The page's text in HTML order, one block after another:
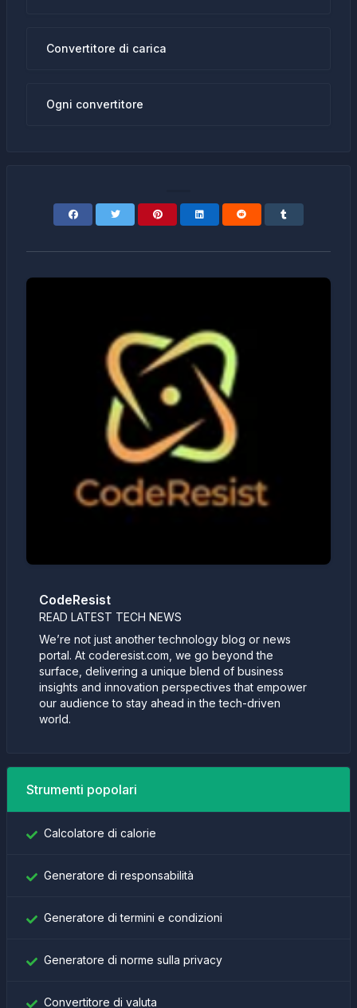
Convertitore di carica
Ogni convertitore
CodeResist
READ LATEST TECH NEWS
We’re not just another technology blog or news
portal. At coderesist.com, we go beyond the
surface, delivering a unique blend of business
insights and innovation perspectives that empower
our audience to stay ahead in the tech-driven
world.
Strumenti popolari
Calcolatore di calorie
Generatore di responsabilità
Generatore di termini e condizioni
Generatore di norme sulla privacy
Convertitore di valuta